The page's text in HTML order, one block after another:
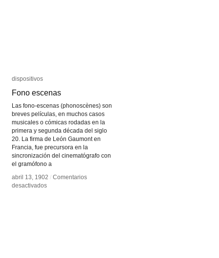
dispositivos
Fono escenas
Las fono-escenas (phonoscènes) son
breves películas, en muchos casos
musicales o cómicas rodadas en la
primera y segunda década del siglo
20. La firma de León Gaumont en
Francia, fue precursora en la
sincronización del cinematógrafo con
el gramófono a
abril 13, 1902 / Comentarios
desactivadosen
dispositivos
Fono escenas
abril 13, 1902 / Comentarios
desactivadosen